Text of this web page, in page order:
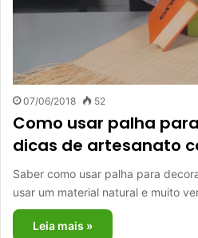
07/06/2018 52
Como usar palha
dicas de artesanato
Saber como usar palha para
usar um material natural e muito
Leia mais »